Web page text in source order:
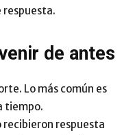
respuesta.
de antes
Lo más común es
tiempo.
respuesta